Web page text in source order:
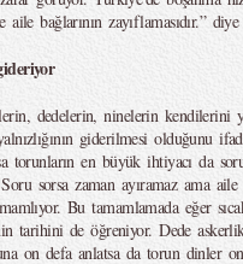
bağlarının zayıflamasıdır.”
dedelerin, ninelerin kendilerini
giderilmesi olduğunu
torunların en büyük ihtiyacı da
sorsa zaman ayıramaz ama
Bu tamamlamada eğer
tarihini de öğreniyor. Dede askerlik
on defa anlatsa da torun dinler